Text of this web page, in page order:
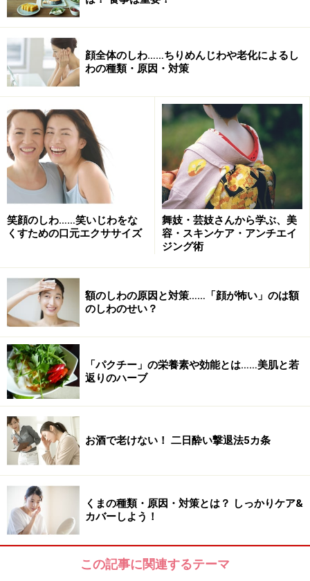
顔全体のしわ……ちりめんじわや老化によるし
わの種類・原因・対策
笑顔のしわ……笑いじわをな
くすための口元エクササイズ
舞妓・芸妓さんから学ぶ、美
容・スキンケア・アンチエイ
ジング術
額のしわの原因と対策……「顔が怖い」のは額
のしわのせい？
「パクチー」の栄養素や効能とは……美肌と若
返りのハーブ
お酒で老けない！ 二日酔い撃退法5カ条
くまの種類・原因・対策とは？ しっかりケア&
カバーしよう！
この記事に関連するテーマ